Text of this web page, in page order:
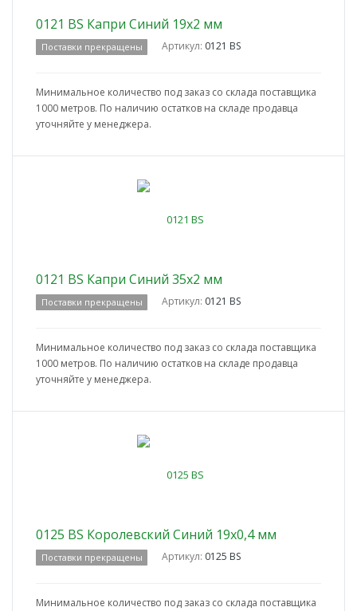
0121 BS Капри Синий 19x2 мм
Поставки прекращены Артикул: 0121 BS
Минимальное количество под заказ со склада поставщика
1000 метров. По наличию остатков на складе продавца
уточняйте у менеджера.
0121 BS Капри Синий 35x2 мм
Поставки прекращены Артикул: 0121 BS
Минимальное количество под заказ со склада поставщика
1000 метров. По наличию остатков на складе продавца
уточняйте у менеджера.
0125 BS Королевский Синий 19x0,4 мм
Поставки прекращены Артикул: 0125 BS
Минимальное количество под заказ со склада поставщика